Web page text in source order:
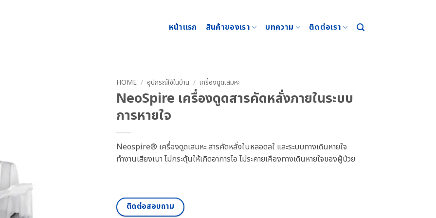
หน้าแรก สินค้าของเรา บทความ ติดต่อเรา
HOME / อุปกรณ์ใช้ในบ้าน / เครื่องดูดเสมหะ
NeoSpire เครื่องดูดสารคัดหลั่งภายในระบบ
การหายใจ
Neospire® เครื่องดูดเสมหะ สารคัดหลั่งในหลอดลใ และระบบทางเดินหายใจ
ทำงานเสียงเบา ไม่กระตุ้นให้เกิดอาการไอ ไม่ระคายเคืองทางเดินหายใจของผู้ป่วย
ติดต่อสอบถาม